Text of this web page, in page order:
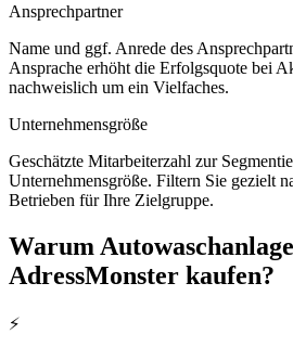
Ansprechpartner
Name und ggf. Anrede des
Ansprache erhöht die Erfolgsquote bei
nachweislich um ein Vielfaches.
Unternehmensgröße
Geschätzte Mitarbeiterzahl zur
Unternehmensgröße. Filtern Sie gezielt
Betrieben für Ihre Zielgruppe.
Warum
AdressMonster kaufen?
⚡